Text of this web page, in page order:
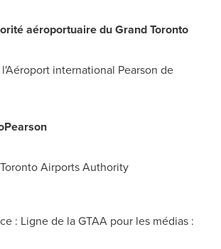
aéroportuaire du Grand Toronto
international Pearson de
Airports Authority
: Ligne de la GTAA pour les médias :